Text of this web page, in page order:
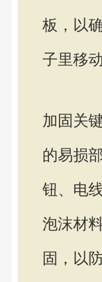
板，以
子里移
加固关
的易损
钮、电
泡沫材
固，以